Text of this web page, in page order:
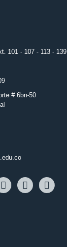
101 - 107 - 113 - 139
# 6bn-50